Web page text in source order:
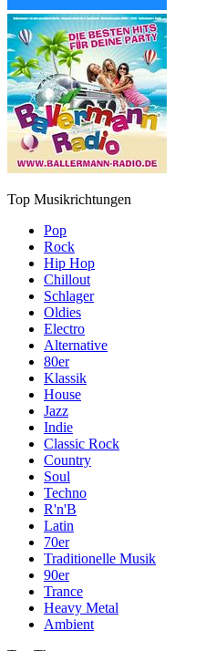
Top Musikrichtungen
Pop
Rock
Hip Hop
Chillout
Schlager
Oldies
Electro
Alternative
80er
Klassik
House
Jazz
Indie
Classic Rock
Country
Soul
Techno
R'n'B
Latin
70er
Traditionelle Musik
90er
Trance
Heavy Metal
Ambient